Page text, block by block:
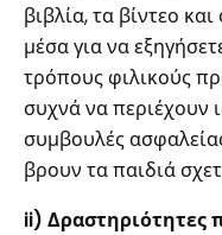
βιβλία, τα βίντεο
μέσα για να
τρόπους φιλικούς
συχνά να περιέχουν
συμβουλές
βρουν τα παιδιά
ii) Δραστηριότητες